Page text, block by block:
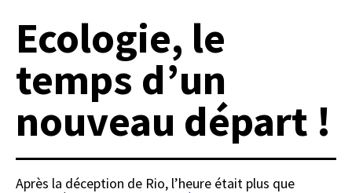
Ecologie, le
temps d’un
nouveau départ !
Après la déception de Rio, l’heure était plus que